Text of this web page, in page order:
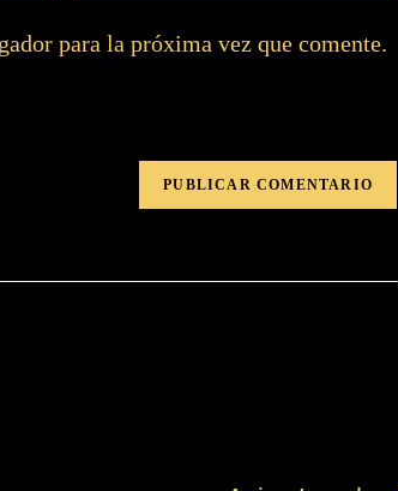
para la próxima vez que comente.